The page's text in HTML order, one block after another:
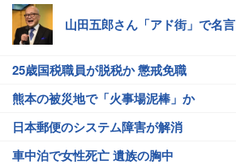
山田五郎さん「アド街」で名言
25歳国税職員が脱税か 懲戒免職
熊本の被災地で「火事場泥棒」か
日本郵便のシステム障害が解消
車中泊で女性死亡 遺族の胸中